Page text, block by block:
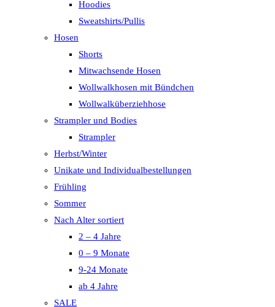
Hoodies
Sweatshirts/Pullis
Hosen
Shorts
Mitwachsende Hosen
Wollwalkhosen mit Bündchen
Wollwalküberziehhose
Strampler und Bodies
Strampler
Herbst/Winter
Unikate und Individualbestellungen
Frühling
Sommer
Nach Alter sortiert
2 – 4 Jahre
0 – 9 Monate
9-24 Monate
ab 4 Jahre
SALE